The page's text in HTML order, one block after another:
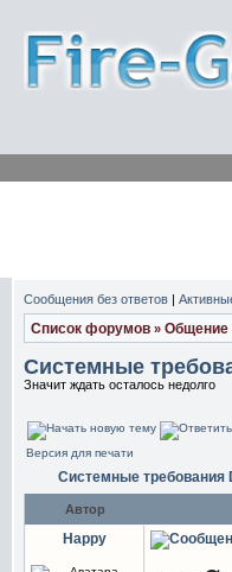
Сообщения без ответов |
Список форумов » Общение
Системные
Значит ждать осталось недолго
Версия для печати
Системные требования
Автор
Happy